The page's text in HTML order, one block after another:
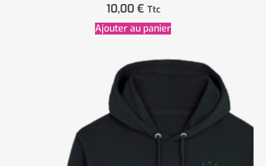
10,00 € Ttc
Ajouter au panier